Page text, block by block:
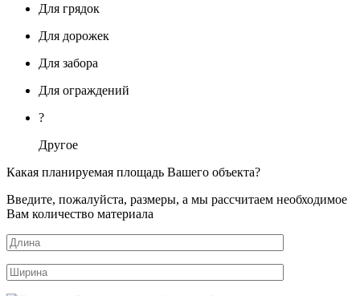
Для грядок
Для дорожек
Для забора
Для ограждений
?
Другое
Какая планируемая площадь Вашего объекта?
Введите, пожалуйста, размеры, а мы рассчитаем необходимое
Вам количество материала